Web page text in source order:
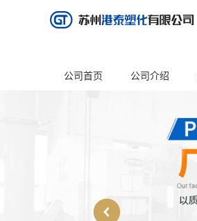
公司首页 公司介绍